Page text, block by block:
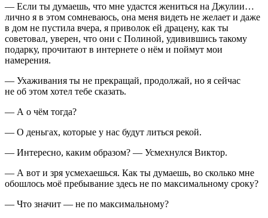
— Если ты думаешь, что мне удастся жениться на Джулии…
лично я в этом сомневаюсь, она меня видеть не желает и даже
в дом не пустила вчера, я приволок ей драцену, как ты
советовал, уверен, что они с Полиной, удивившись такому
подарку, прочитают в интернете о нём и поймут мои
намерения.
— Ухаживания ты не прекращай, продолжай, но я сейчас
не об этом хотел тебе сказать.
— А о чём тогда?
— О деньгах, которые у нас будут литься рекой.
— Интересно, каким образом? — Усмехнулся Виктор.
— А вот и зря усмехаешься. Как ты думаешь, во сколько мне
обошлось моё пребывание здесь не по максимальному сроку?
— Что значит — не по максимальному?